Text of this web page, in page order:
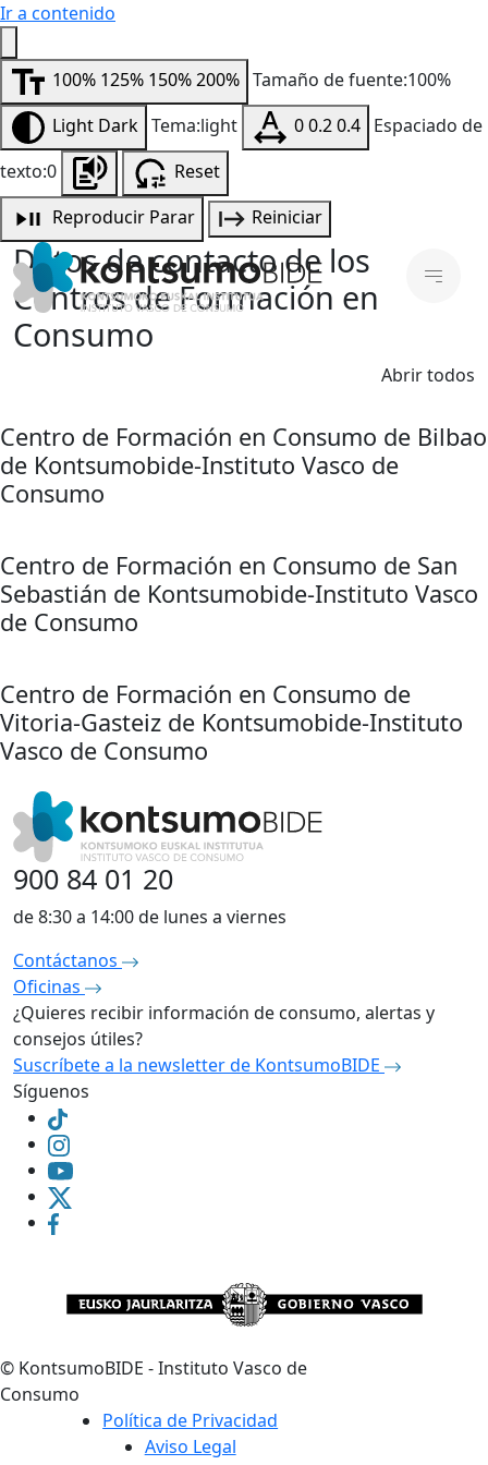
Ir a contenido
100% 125% 150%200% Tamaño de fuente:100%
Light Dark Tema:light 00.20.4 Espaciado de
texto:0
Reset
Reproducir Parar Reiniciar
Datos de contacto de los
Centros de Formación en
Consumo
Abrir todos
Centro de Formación en Consumo de Bilbao
de Kontsumobide-Instituto Vasco de
Consumo
Centro de Formación en Consumo de San
Sebastián de Kontsumobide-Instituto Vasco
de Consumo
Centro de Formación en Consumo de
Vitoria-Gasteiz de Kontsumobide-Instituto
Vasco de Consumo
900 84 01 20
de 8:30 a 14:00 de lunes a viernes
Contáctanos
Oficinas
¿Quieres recibir información de consumo, alertas y
consejos útiles?
Suscríbete a la newsletter de KontsumoBIDE
Síguenos
© KontsumoBIDE - Instituto Vasco de
Consumo
Política de Privacidad
Aviso Legal